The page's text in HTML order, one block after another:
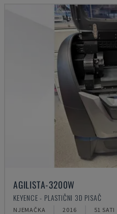
AGILISTA-3200W
KEYENCE - PLASTIČNI 3D PISAČ
NJEMAČKA 2016 51 SATI